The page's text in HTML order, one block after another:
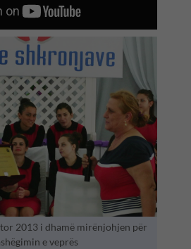
2013 i dhamë mirënjohjen për
e veprës